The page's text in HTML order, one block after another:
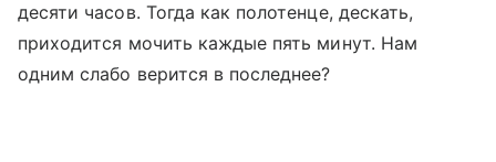
десяти часов. Тогда как полотенце, дескать,
приходится мочить каждые пять минут. Нам
одним слабо верится в последнее?